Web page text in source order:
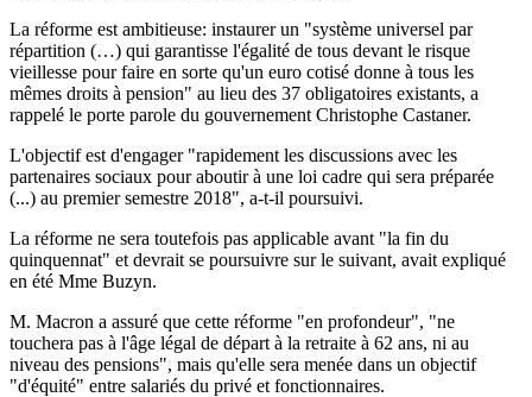
La réforme est ambitieuse: instaurer un "système universel par
répartition (…) qui garantisse l'égalité de tous devant le risque
vieillesse pour faire en sorte qu'un euro cotisé donne à tous les
mêmes droits à pension" au lieu des 37 obligatoires existants, a
rappelé le porte parole du gouvernement Christophe Castaner.
L'objectif est d'engager "rapidement les discussions avec les
partenaires sociaux pour aboutir à une loi cadre qui sera préparée
(...) au premier semestre 2018", a-t-il poursuivi.
La réforme ne sera toutefois pas applicable avant "la fin du
quinquennat" et devrait se poursuivre sur le suivant, avait expliqué
en été Mme Buzyn.
M. Macron a assuré que cette réforme "en profondeur", "ne
touchera pas à l'âge légal de départ à la retraite à 62 ans, ni au
niveau des pensions", mais qu'elle sera menée dans un objectif
"d'équité" entre salariés du privé et fonctionnaires.